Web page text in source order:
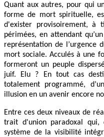
Quant aux autres, pour qui
forme de mort spirituelle,
d'exister provisoirement, à
périmées, en attendant
représentation de l’urgence
mort sociale. Acculés à une
formeront un peuple
juif. Elu ? En tout cas
totalement programmé,
illusion en un avenir encore
Entre ces deux niveaux de
trait d'union paradoxal qui,
système de la visibilité